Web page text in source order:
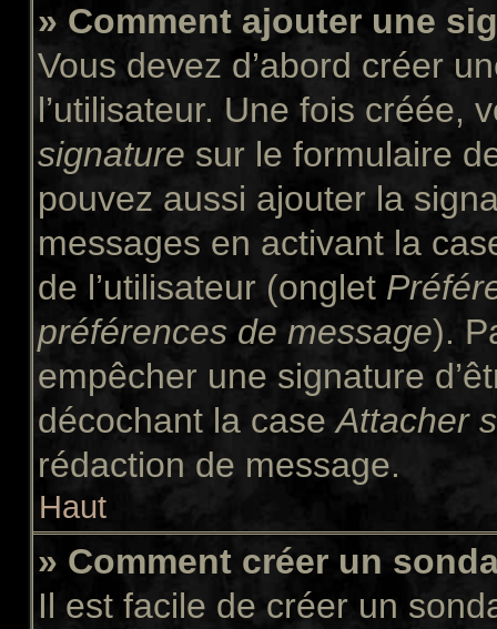
» Comment ajouter une
Vous devez d’abord créer
l’utilisateur. Une fois créée,
signature sur le formulaire
pouvez aussi ajouter la
messages en activant la
de l’utilisateur (onglet
préférences de message).
empêcher une signature
décochant la caseAttacher
rédaction de message.
Haut
» Comment créer un
Il est facile de créer un